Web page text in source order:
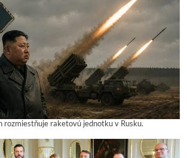
rozmiestňuje raketovú jednotku v Rusku.